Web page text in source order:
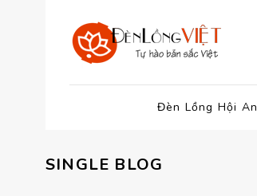
Đèn Lồng Hội An
SINGLE BLOG